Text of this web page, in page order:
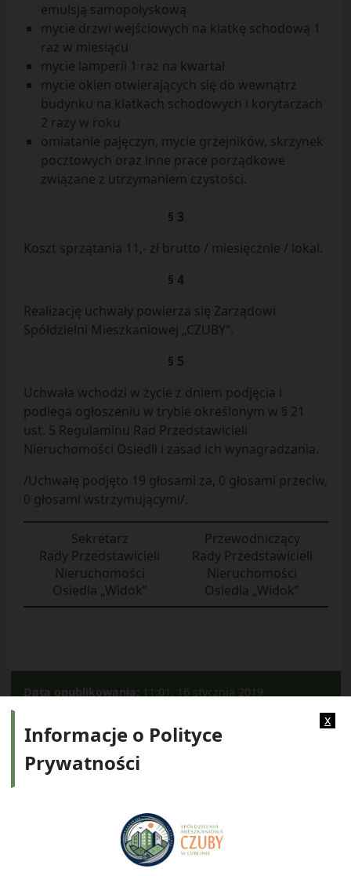
emulsją samopołyskową
mycie drzwi wejściowych na klatkę schodową 1
raz w miesiącu
mycie lamperii 1 raz na kwartał
mycie okien otwierających się do wewnątrz
budynku na klatkach schodowych i korytarzach
2 razy w roku
omiatanie pajęczyn, mycie grzejników, skrzynek
pocztowych oraz inne prace porządkowe
związane z utrzymaniem czystości.
§ 3
Koszt sprzątania 11,- zł brutto / miesięcznie / lokal.
§ 4
Realizację uchwały powierza się Zarządowi
Spółdzielni Mieszkaniowej „CZUBY”.
§ 5
Uchwała wchodzi w życie z dniem podjęcia i
podlega ogłoszeniu w trybie określonym w § 21
ust. 5 Regulaminu Rad Przedstawicieli
Nieruchomości Osiedli i zasad ich wynagradzania.
/Uchwałę podjęto 19 głosami za, 0 głosami przeciw,
0 głosami wstrzymującymi/.
Sekretarz
Rady Przedstawicieli
Nieruchomości
Osiedla „Widok”
Przewodniczący
Rady Przedstawicieli
Nieruchomości
Osiedla „Widok”
Data opublikowania: 11:01, 16 stycznia 2019
ul. Watykańska 6, 20-538 Lublin
x
Informacje o Polityce
Prywatności